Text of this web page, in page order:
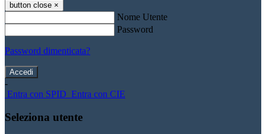
button close ×
Nome Utente
Password
Password dimenticata?
-
Entra con SPID Entra con CIE
Seleziona utente